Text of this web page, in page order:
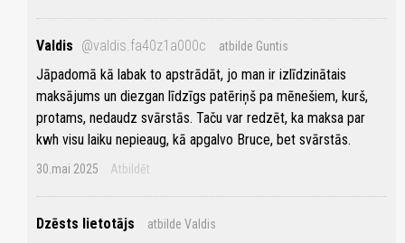
Valdis @valdis.fa40z1a000c atbilde Guntis
Jāpadomā kā labak to apstrādāt, jo man ir izlīdzinātais
maksājums un diezgan līdzīgs patēriņš pa mēnešiem, kurš,
protams, nedaudz svārstās. Taču var redzēt, ka maksa par
kwh visu laiku nepieaug, kā apgalvo Bruce, bet svārstās.
30.mai 2025 Atbildēt
Dzēsts lietotājs atbilde Valdis